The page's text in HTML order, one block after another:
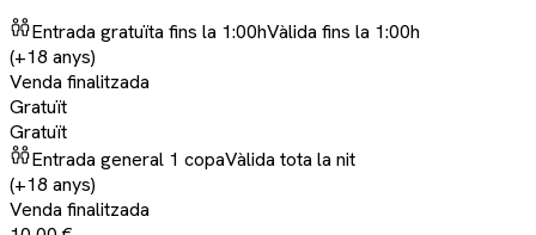
Entrada gratuïta fins la 1:00hVàlida fins la 1:00h
(+18 anys)
Venda finalitzada
Gratuït
Gratuït
Entrada general 1 copaVàlida tota la nit
(+18 anys)
Venda finalitzada